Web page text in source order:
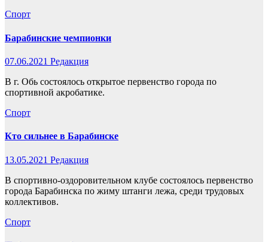
Спорт
Барабинские чемпионки
07.06.2021 Редакция
В г. Обь состоялось открытое первенство города по
спортивной акробатике.
Спорт
Кто сильнее в Барабинске
13.05.2021 Редакция
В спортивно-оздоровительном клубе состоялось первенство
города Барабинска по жиму штанги лежа, среди трудовых
коллективов.
Спорт